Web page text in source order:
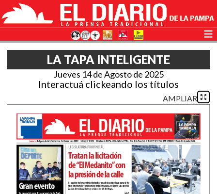
LA TAPA INTELIGENTE
Jueves 14 de Agosto de 2025
Interactuá clickeando los títulos
AMPLIAR